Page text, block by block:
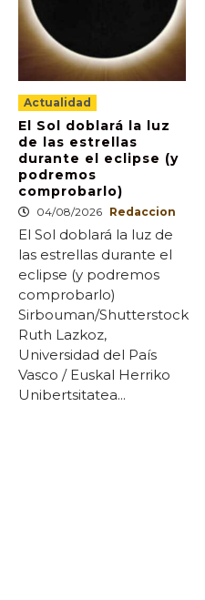
Actualidad
El Sol doblará la luz
de las estrellas
durante el eclipse (y
podremos
comprobarlo)
04/08/2026 Redaccion
El Sol doblará la luz de
las estrellas durante el
eclipse (y podremos
comprobarlo)
Sirbouman/Shutterstock
Ruth Lazkoz,
Universidad del País
Vasco / Euskal Herriko
Unibertsitatea...